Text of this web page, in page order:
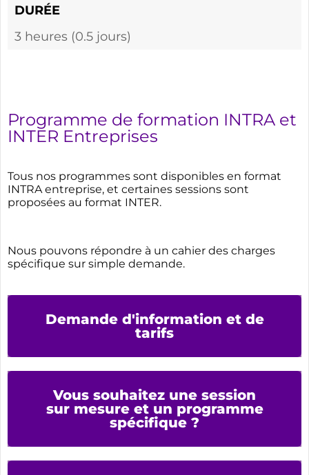
DURÉE
3 heures (0.5 jours)
Programme de formation INTRA et
INTER Entreprises
Tous nos programmes sont disponibles en format
INTRA entreprise, et certaines sessions sont
proposées au format INTER.
Nous pouvons répondre à un cahier des charges
spécifique sur simple demande.
Demande d'information et de
tarifs
Vous souhaitez une session
sur mesure et un programme
spécifique ?